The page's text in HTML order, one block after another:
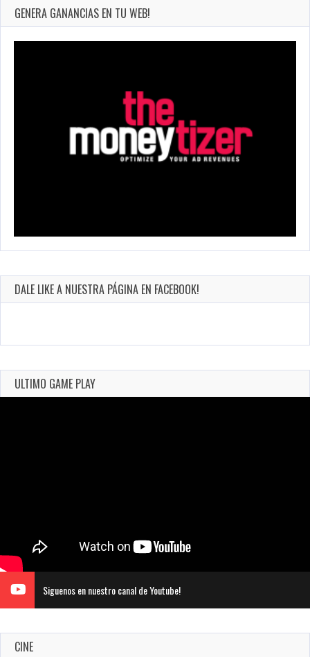
GENERA GANANCIAS EN TU WEB!
DALE LIKE A NUESTRA PÁGINA EN FACEBOOK!
ULTIMO GAME PLAY
Siguenos en nuestro canal de Youtube!
CINE